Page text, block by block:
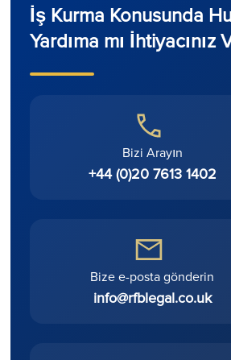
İş Kurma Konusunda
Yardıma mı İhtiyacınız
Bizi Arayın
+44 (0)20 7613 1402
Bize e-posta gönderin
info@rfblegal.co.uk